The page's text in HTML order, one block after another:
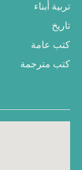
تربية أبناء
تاريخ
كتب عامة
كتب مترجمة